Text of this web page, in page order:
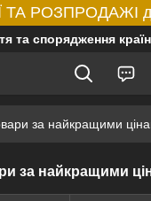
ТА РОЗПРОДАЖІ
та спорядження
за найкращими
за найкращими